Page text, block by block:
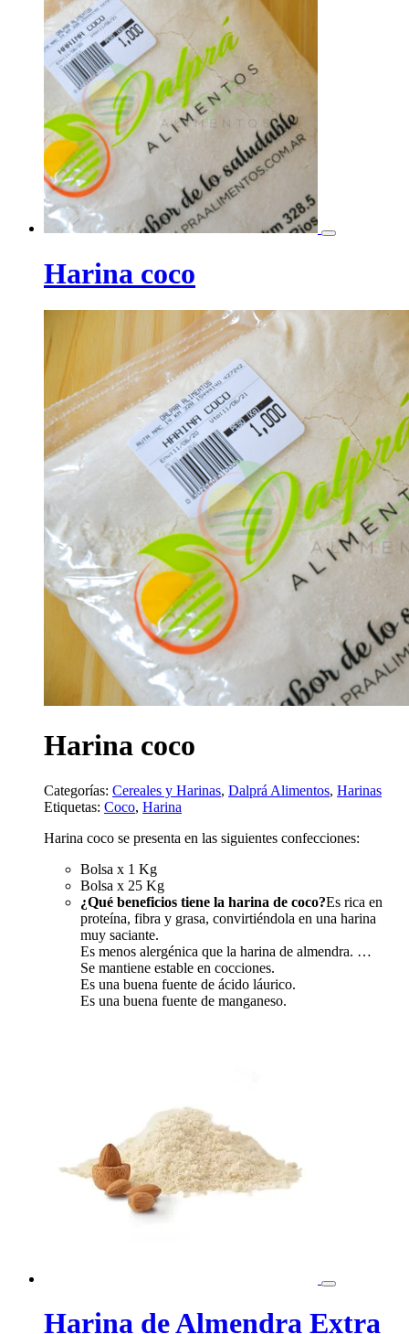
Harina coco
Harina coco
Categorías: Cereales y Harinas, Dalprá Alimentos, Harinas
Etiquetas: Coco, Harina
Harina coco se presenta en las siguientes confecciones:
Bolsa x 1 Kg
Bolsa x 25 Kg
¿Qué beneficios tiene la harina de coco?Es rica en
proteína, fibra y grasa, convirtiéndola en una harina
muy saciante.
Es menos alergénica que la harina de almendra. …
Se mantiene estable en cocciones.
Es una buena fuente de ácido láurico.
Es una buena fuente de manganeso.
Harina de Almendra Extra